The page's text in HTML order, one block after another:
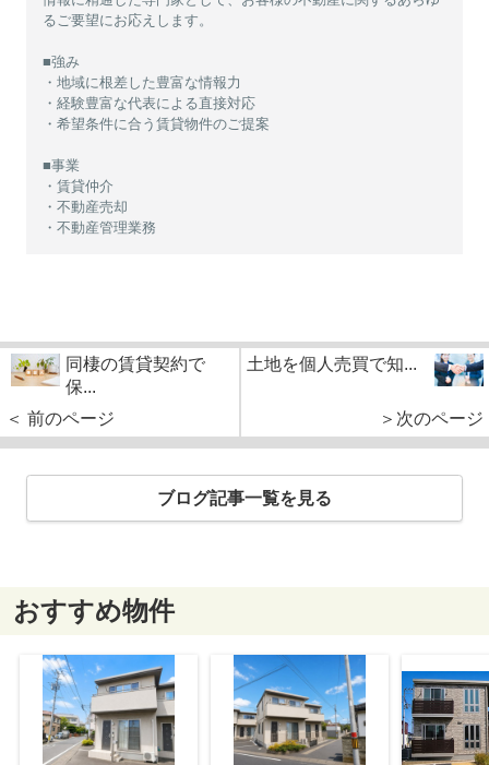
るご要望にお応えします。
■強み
・地域に根差した豊富な情報力
・経験豊富な代表による直接対応
・希望条件に合う賃貸物件のご提案
■事業
・賃貸仲介
・不動産売却
・不動産管理業務
同棲の賃貸契約で
保...
＜ 前のページ
土地を個人売買で知...
＞次のページ
ブログ記事一覧を見る
おすすめ物件